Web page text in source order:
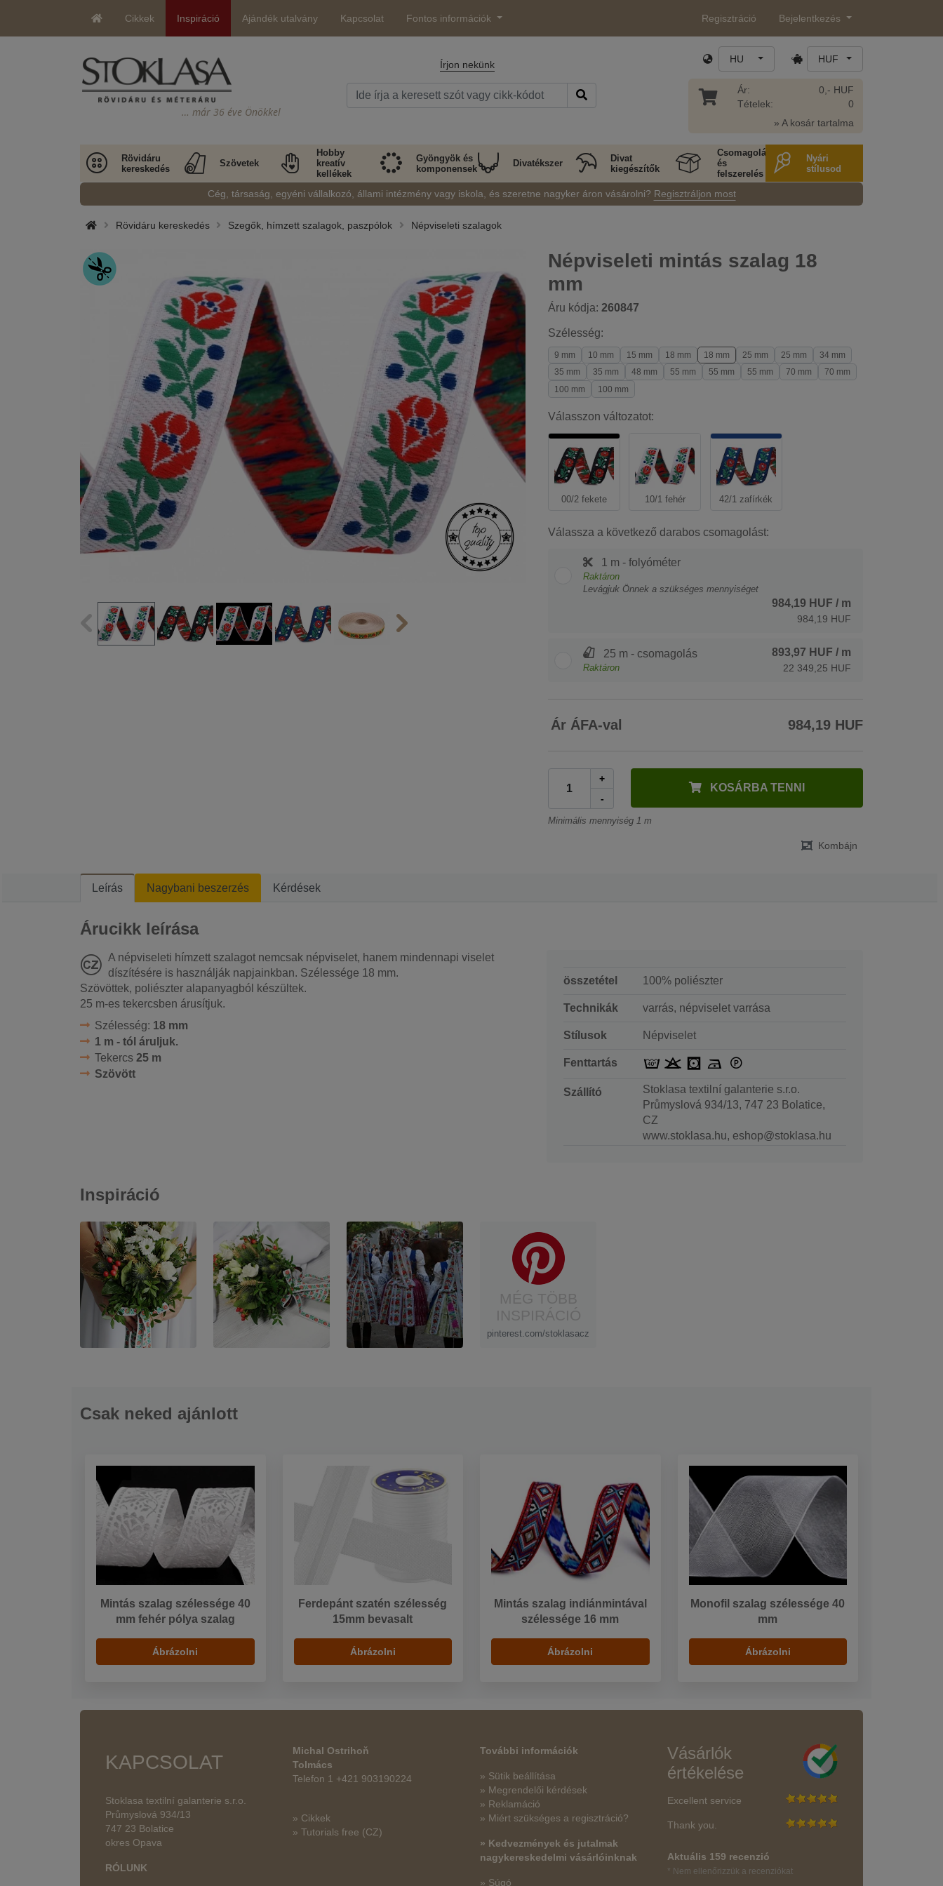
Cikkek Inspiráció Ajándék utalvány Kapcsolat Fontos információk Regisztráció Bejelentkezés
… már 36 éve Önökkel
Írjon nekünk HU HUF
Ár:
Tételek:
0,- HUF
0
» A kosár tartalma
Rövidáru
kereskedés
Szövetek
Hobby
kreatív
kellékek
Gyöngyök és
komponensek
Divatékszer
Divat
kiegészítők
Csomagolás
és
felszerelés
Nyári
stílusod
Cég, társaság, egyéni vállalkozó, állami intézmény vagy iskola, és szeretne nagyker áron vásárolni? Regisztráljon most
Rövidáru kereskedés Szegők, hímzett szalagok, paszpólok Népviseleti szalagok
Népviseleti mintás szalag 18
mm
Áru kódja: 260847
Szélesség:
9 mm 10 mm 15 mm 18 mm 18 mm 25 mm 25 mm
34 mm
35 mm
35 mm 48 mm 55 mm 55 mm 55 mm 70 mm
70 mm
100 mm
100 mm
Válasszon változatot:
00/2 fekete 10/1 fehér 42/1 zafírkék
Válassza a következő darabos csomagolást:
1 m - folyóméter
Raktáron
Levágjuk Önnek a szükséges mennyiséget
984,19 HUF / m
984,19 HUF
25 m - csomagolás
Raktáron
893,97 HUF / m
22 349,25 HUF
Ár ÁFA-val 984,19 HUF
+
-
KOSÁRBA TENNI
Minimális mennyiség 1 m
Kombájn
Leírás Nagybani beszerzés Kérdések
Árucikk leírása
A népviseleti hímzett szalagot nemcsak népviselet, hanem mindennapi viselet
díszítésére is használják napjainkban. Szélessége 18 mm.
Szövöttek, poliészter alapanyagból készültek.
25 m-es tekercsben árusítjuk.
Szélesség: 18 mm
1 m - tól áruljuk.
Tekercs 25 m
Szövött
összetétel 100% poliészter
Technikák varrás, népviselet varrása
Stílusok Népviselet
Fenttartás
Szállító
Stoklasa textilní galanterie s.r.o.
Průmyslová 934/13, 747 23 Bolatice,
CZ
www.stoklasa.hu, eshop@stoklasa.hu
Inspiráció
pinterest.com/stoklasacz
Csak neked ajánlott
Mintás szalag szélessége 40
mm fehér pólya szalag
Ábrázolni
Ferdepánt szatén szélesség
15mm bevasalt
Ábrázolni
Mintás szalag indiánmintával
szélessége 16 mm
Ábrázolni
Monofil szalag szélessége 40
mm
Ábrázolni
KAPCSOLAT
Stoklasa textilní galanterie s.r.o.
Průmyslová 934/13
747 23 Bolatice
okres Opava
RÓLUNK
Michal Ostrihoň
Tolmács
Telefon 1 +421 903190224
» Cikkek
» Tutorials free (CZ)
További információk
» Sütik beállítása
» Megrendelői kérdések
» Reklamáció
» Miért szükséges a regisztráció?
» Kedvezmények és jutalmak
nagykereskedelmi vásárlóinknak
» Súgó
Vásárlók
értékelése
Excellent service
Thank you.
Aktuális 159 recenzió
* Nem ellenőrizzük a recenziókat